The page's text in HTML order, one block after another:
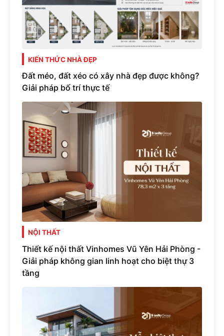
KIẾN THỨC NHÀ ĐẸP
Đất méo, đất xéo có xây nhà đẹp được không?
Giải pháp bố trí thực tế
NỘI THẤT
Thiết kế nội thất Vinhomes Vũ Yên Hải Phòng -
Giải pháp không gian linh hoạt cho biệt thự 3
tầng